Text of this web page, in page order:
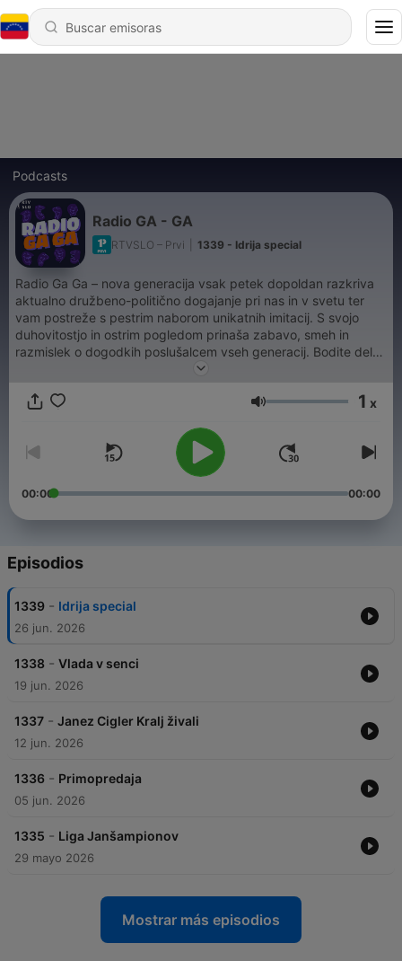
Podcasts
Radio GA - GA
RTVSLO – Prvi 1339 - Idrija special
Radio Ga Ga – nova generacija vsak petek dopoldan razkriva
aktualno družbeno-politično dogajanje pri nas in v svetu ter
vam postreže s pestrim naborom unikatnih imitacij. S svojo
duhovitostjo in ostrim pogledom prinaša zabavo, smeh in
razmislek o dogodkih poslušalcem vseh generacij. Bodite del
Volumen 1 x
00:00 00:00
Episodios
1339 - Idrija special
26 jun. 2026
1338 - Vlada v senci
19 jun. 2026
1337 - Janez Cigler Kralj živali
12 jun. 2026
1336 - Primopredaja
05 jun. 2026
1335 - Liga Janšampionov
29 mayo 2026
Mostrar más episodios